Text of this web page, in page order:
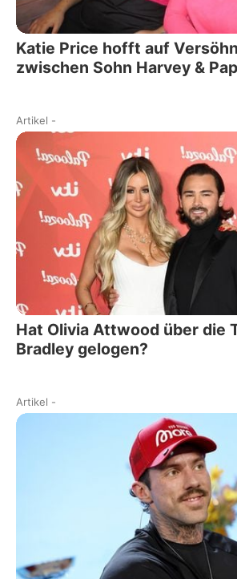
Katie Price hofft auf
zwischen Sohn Harvey &
Artikel -
Hat Olivia Attwood über die
Bradley gelogen?
Artikel -